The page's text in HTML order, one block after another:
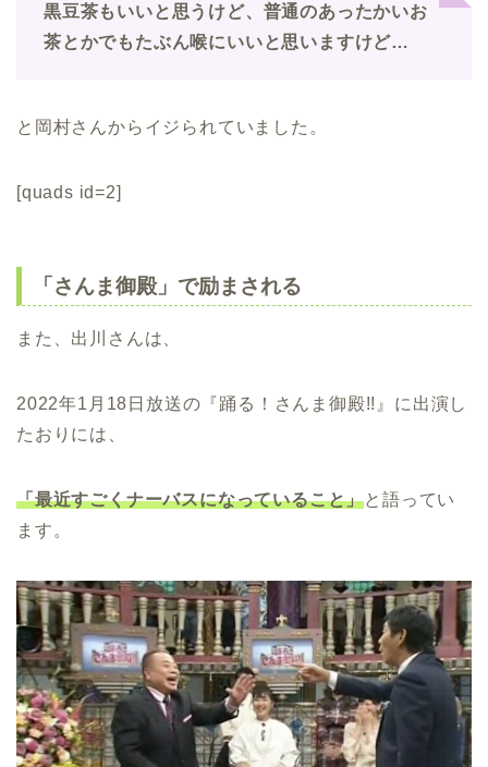
黒豆茶もいいと思うけど、普通のあったかいお
茶とかでもたぶん喉にいいと思いますけど…
と岡村さんからイジられていました。
[quads id=2]
「さんま御殿」で励まされる
また、出川さんは、
2022年1月18日放送の『踊る！さんま御殿!!』に出演し
たおりには、
「最近すごくナーバスになっていること」と語ってい
ます。